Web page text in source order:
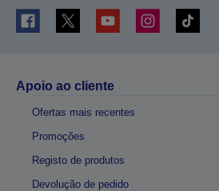
Apoio ao cliente
Ofertas mais recentes
Promoções
Registo de produtos
Devolução de pedido